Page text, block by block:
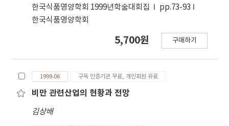
한국식품영양학회 1999년학술대회집
pp.73-93
한국식품영양학회
5,700원 구매하기
1999.06 구독 인증기관 무료, 개인회원 유료
비만 관련산업의 현황과 전망
김상배